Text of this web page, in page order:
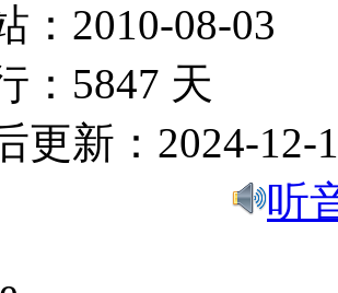
：2010-08-03
：5847 天
更新：2024-12-
听